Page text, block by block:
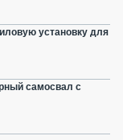
установку для
самосвал с